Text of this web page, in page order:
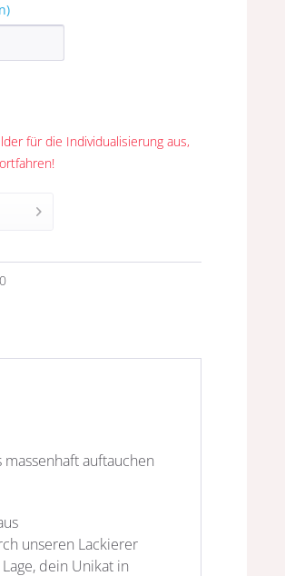
für die Individualisierung aus,
auftauchen
unseren Lackierer
dein Unikat in